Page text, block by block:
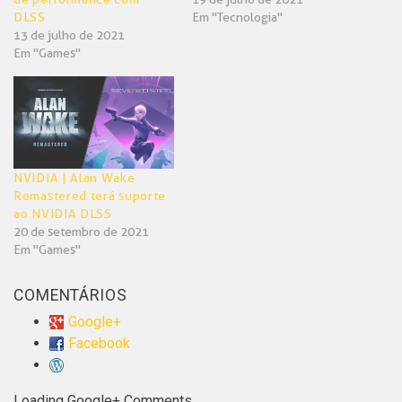
DLSS
13 de julho de 2021
Em "Games"
Em "Tecnologia"
NVIDIA | Alan Wake
Remastered terá suporte
ao NVIDIA DLSS
20 de setembro de 2021
Em "Games"
COMENTÁRIOS
Google+
Facebook